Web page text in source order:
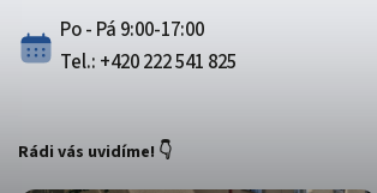
Po - Pá 9:00-17:00
Tel.: +420 222 541 825
Rádi vás uvidíme! 👇